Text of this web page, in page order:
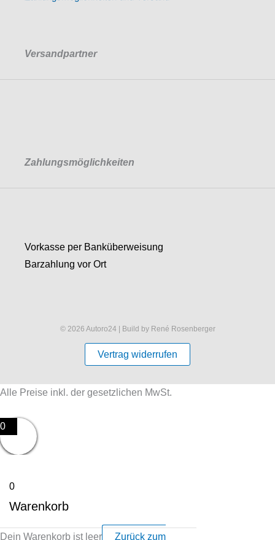
Versandpartner
Zahlungsmöglichkeiten
Vorkasse per Banküberweisung
Barzahlung vor Ort
© 2026 Autoro24 | Build by René Rosenberger
Vertrag widerrufen
Alle Preise inkl. der gesetzlichen MwSt.
0
0
Warenkorb
Dein Warenkorb ist leer Zurück zum